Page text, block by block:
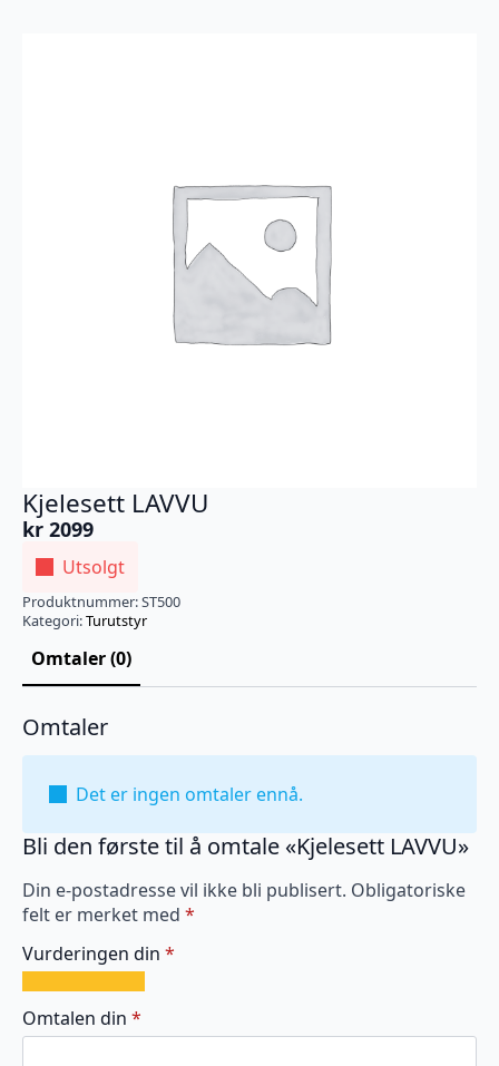
Kjelesett LAVVU
kr 2099
Utsolgt
Produktnummer:ST500
Kategori:Turutstyr
Omtaler (0)
Omtaler
Det er ingen omtaler ennå.
Bli den første til å omtale «Kjelesett LAVVU»
Din e-postadresse vil ikke bli publisert. Obligatoriske
felt er merket med *
Vurderingen din *
av
5
av
5
av
5
av
5
av
5
Omtalen din *